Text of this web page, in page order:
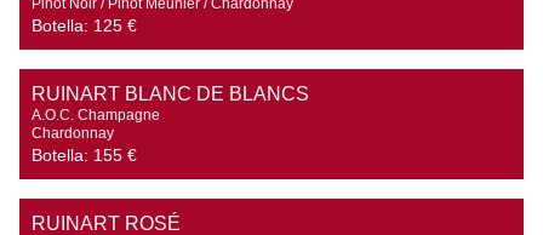
Pinot Noir / Pinot Meunier / Chardonnay
Botella: 125 €
RUINART BLANC DE BLANCS
A.O.C. Champagne
Chardonnay
Botella: 155 €
RUINART ROSÉ